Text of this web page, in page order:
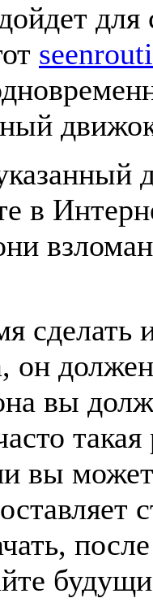
для
в
он
вы
вы